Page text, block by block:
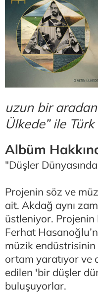
uzun bir
Ülkede” ile
Albüm
"Düşler
Projenin söz ve
ait. Akdağ aynı
üstleniyor. Projenin
Ferhat
müzik endüstrisinin
ortam yaratıyor ve
edilen 'bir düşler
buluşuyorlar.